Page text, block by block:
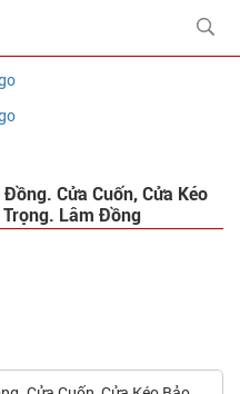
Cửa Cuốn, Cửa Kéo
Trọng. Lâm Đồng